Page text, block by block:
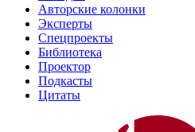
Авторские колонки
Эксперты
Спецпроекты
Библиотека
Проектор
Подкасты
Цитаты